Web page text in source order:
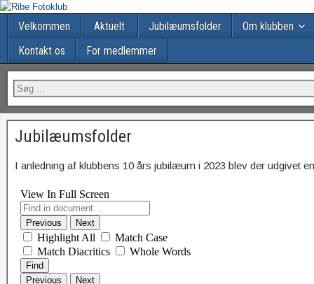
Velkommen Aktuelt Jubilæumsfolder
Om klubben
Kontakt os
For medlemmer
Jubilæumsfolder
I anledning af klubbens 10 års jubilæum i 2023 blev der udgivet